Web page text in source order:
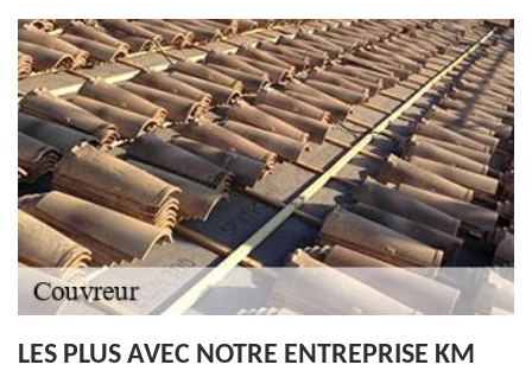
LES PLUS AVEC NOTRE ENTREPRISE KM